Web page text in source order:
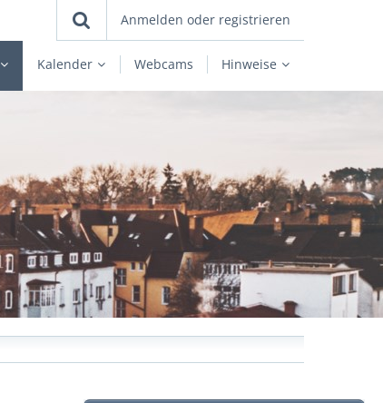
Kalender Webcams Hinweise
Anmelden oder registrieren